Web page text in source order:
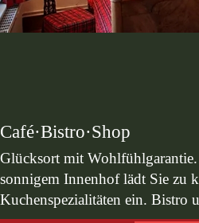
Café·Bistro·Shop
Glücksort mit
sonnigem Innenhof lädt Sie zu
Kuchenspezialitäten ein. Bistro